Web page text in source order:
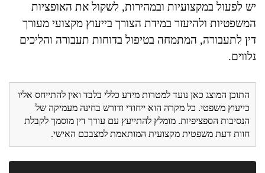
יש לפעול במקצועיות ובמהירות, לשקול את האופציות
המשפטיות ולהיעזר במידת הצורך בייעוץ מקצועי מעורך
דין לתעבורה, המתמחה בטיפול בדוחות תעבורה והליכים
נלווים.
התוכן המוצג כאן נועד למטרות מידע כללי בלבד ואין להתייחס אליו
כייעוץ משפטי. כל מקרה הוא ייחודי ודורש בחינה מעמיקה של
הנסיבות הספציפיות. מומלץ להתייעץ עם עורך דין מוסמך לקבלת
חוות דעת משפטית מקצועית המותאמת למצבכם האישי.